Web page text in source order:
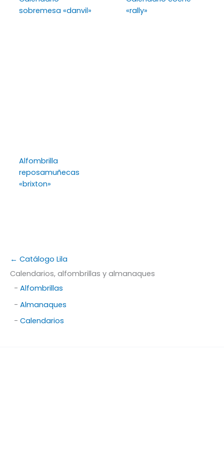
← Catálogo Lila
Calendarios, alfombrillas y almanaques
- Alfombrillas
- Almanaques
- Calendarios
sobremesa «danvil»
«rally»
Alfombrilla
reposamuñecas
«brixton»